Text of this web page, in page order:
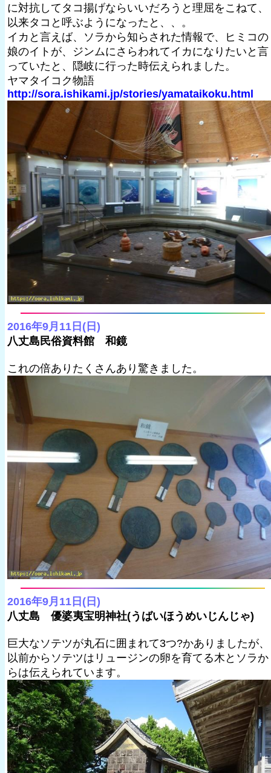
に対抗してタコ揚げならいいだろうと理屈をこねて、
以来タコと呼ぶようになったと、、。
イカと言えば、ソラから知らされた情報で、ヒミコの
娘のイトが、ジンムにさらわれてイカになりたいと言
っていたと、隠岐に行った時伝えられました。
ヤマタイコク物語
http://sora.ishikami.jp/stories/yamataikoku.html
2016年9月11日(日)
八丈島民俗資料館 和鏡
これの倍ありたくさんあり驚きました。
2016年9月11日(日)
八丈島 優婆夷宝明神社(うばいほうめいじんじゃ)
巨大なソテツが丸石に囲まれて3つ?かありましたが、
以前からソテツはリュージンの卵を育てる木とソラか
らは伝えられています。